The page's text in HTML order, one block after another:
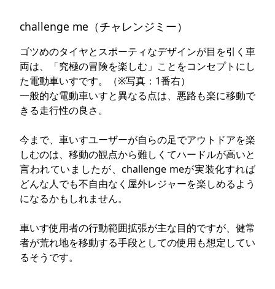
challenge me（チャレンジミー）
ゴツめのタイヤとスポーティなデザインが目を引く車
両は、「究極の冒険を楽しむ」ことをコンセプトにし
た電動車いすです。（※写真：1番右）
一般的な電動車いすと異なる点は、悪路も楽に移動で
きる走行性の良さ。
今まで、車いすユーザーが自らの足でアウトドアを楽
しむのは、移動の観点から難しくてハードルが高いと
言われていましたが、challenge meが実装化すれば
どんな人でも不自由なく屋外レジャーを楽しめるよう
になるかもしれません。
車いす使用者の行動範囲拡張が主な目的ですが、健常
者が荒れ地を移動する手段としての使用も想定してい
るそうです。